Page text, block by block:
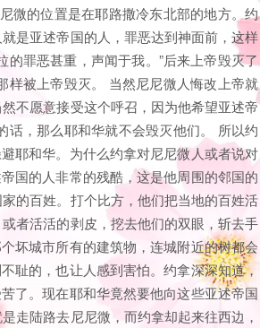
微的位置是在耶路撒冷东北部的地方。约
是亚述帝国的人，罪恶达到神面前，这样
罪恶甚重，声闻于我。”后来上帝毁灭了
样被上帝毁灭。 当然尼尼微人悔改上帝就
不愿意接受这个呼召，因为他希望亚述帝
话，那么耶和华就不会毁灭他们。 所以约
耶和华。为什么约拿对尼尼微人或者说对
国的人非常的残酷，这是他周围的邻国的
的百姓。打个比方，他们把当地的百姓活
者活活的剥皮，挖去他们的双眼，斩去手
坏城市所有的建筑物，连城附近的树都会
耻的，也让人感到害怕。约拿深深知道，
了。现在耶和华竟然要他向这些亚述帝国
走陆路去尼尼微，而约拿却起来往西边，